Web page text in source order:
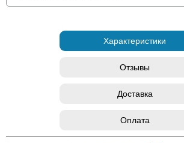
Характеристики
Отзывы
Доставка
Оплата